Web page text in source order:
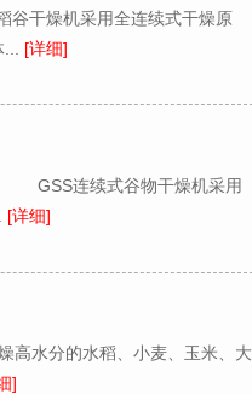
谷干燥机采用全连续式干燥原
[详细]
GSS连续式谷物干燥机采用
[详细]
高水分的水稻、小麦、玉米、大
]